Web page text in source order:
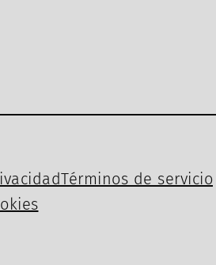
Términos de servicio